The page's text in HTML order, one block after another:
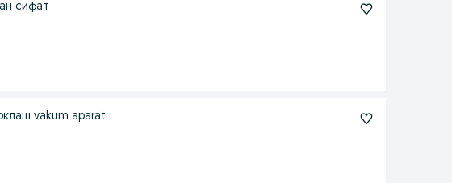
сифат
vakum aparat